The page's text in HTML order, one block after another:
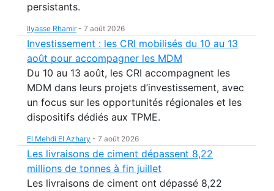
persistants.
Ilyasse Rhamir- 7 août 2026
Investissement : les CRI mobilisés du 10 au 13
août pour accompagner les MDM
Du 10 au 13 août, les CRI accompagnent les
MDM dans leurs projets d’investissement, avec
un focus sur les opportunités régionales et les
dispositifs dédiés aux TPME.
El Mehdi El Azhary - 7 août 2026
Les livraisons de ciment dépassent 8,22
millions de tonnes à fin juillet
Les livraisons de ciment ont dépassé 8,22